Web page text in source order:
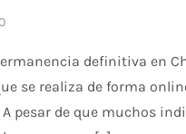
definitiva en
se realiza de forma
pesar de que muchos